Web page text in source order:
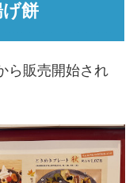
餅
ら販売開始され